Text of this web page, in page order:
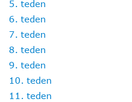
5. teden
6. teden
7. teden
8. teden
9. teden
10. teden
11. teden